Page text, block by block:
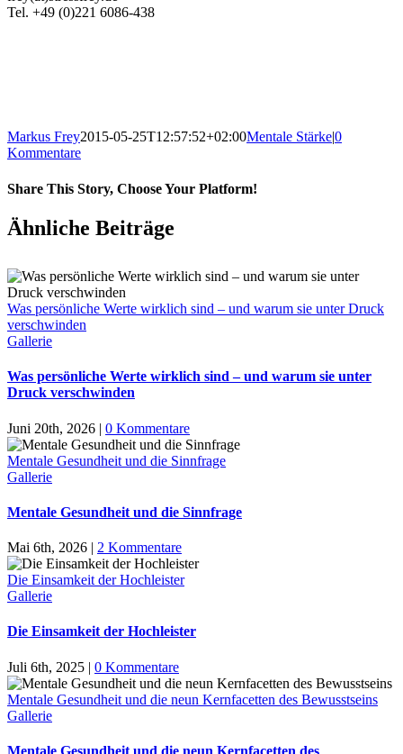
Tel. +49 (0)221 6086-438
Markus Frey2015-05-25T12:57:52+02:00Mentale Stärke|0
Kommentare
Share This Story, Choose Your Platform!
Ähnliche Beiträge
Was persönliche Werte wirklich sind – und warum sie unter Druck
verschwinden
Gallerie
Was persönliche Werte wirklich sind – und warum sie unter
Druck verschwinden
Juni 20th, 2026 | 0 Kommentare
Mentale Gesundheit und die Sinnfrage
Gallerie
Mentale Gesundheit und die Sinnfrage
Mai 6th, 2026 | 2 Kommentare
Die Einsamkeit der Hochleister
Gallerie
Die Einsamkeit der Hochleister
Juli 6th, 2025 | 0 Kommentare
Mentale Gesundheit und die neun Kernfacetten des Bewusstseins
Gallerie
Mentale Gesundheit und die neun Kernfacetten des